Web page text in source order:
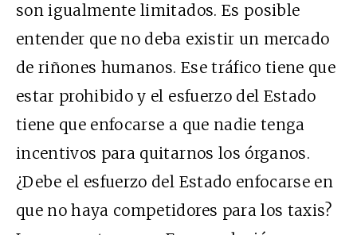
son igualmente limitados. Es posible
entender que no deba existir un mercado
de riñones humanos. Ese tráfico tiene que
estar prohibido y el esfuerzo del Estado
tiene que enfocarse a que nadie tenga
incentivos para quitarnos los órganos.
¿Debe el esfuerzo del Estado enfocarse en
que no haya competidores para los taxis?